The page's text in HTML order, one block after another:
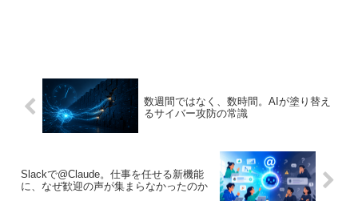
数週間ではなく、数時間。AIが塗り替え
るサイバー攻防の常識
Slackで@Claude。仕事を任せる新機能
に、なぜ歓迎の声が集まらなかったのか